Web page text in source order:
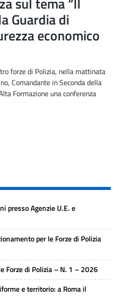
Guardia di
economico
forze di Polizia, nella mattinata
Comandante in Seconda della
Formazione una conferenza
presso Agenzie U.E. e
per le Forze di Polizia
Forze di Polizia – N. 1 – 2026
e territorio: a Roma il